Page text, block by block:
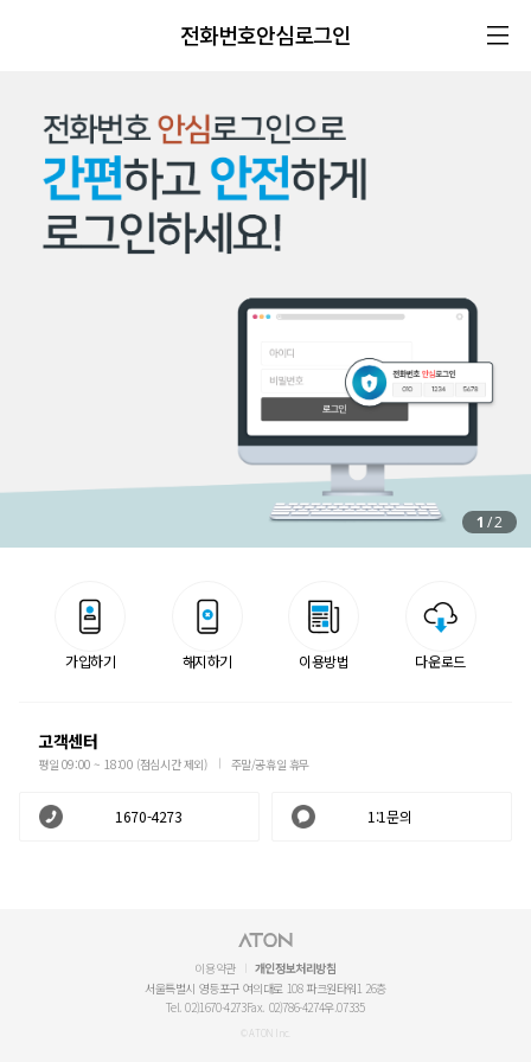
전화번호안심로그인
1 /2
가입하기 해지하기 이용방법 다운로드
고객센터
평일 09:00 ~ 18:00 (점심시간 제외) 주말/공휴일 휴무
1670-4273 1:1문의
이용약관
개인정보처리방침
서울특별시 영등포구 여의대로 108 파크원타워1 26층
Tel. 02)1670-4273Fax. 02)786-4274우.07335
© ATON Inc.